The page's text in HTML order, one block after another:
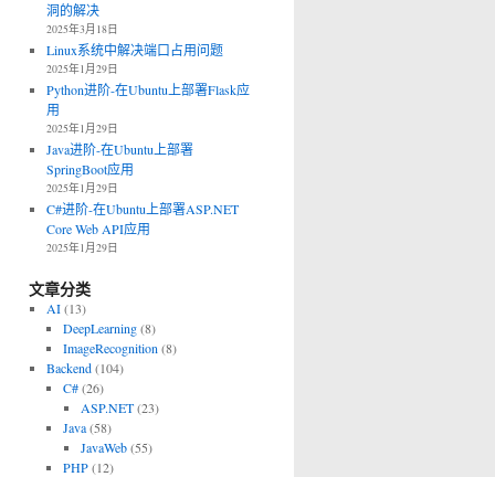
洞的解决
2025年3月18日
Linux系统中解决端口占用问题
2025年1月29日
Python进阶-在Ubuntu上部署Flask应
用
2025年1月29日
Java进阶-在Ubuntu上部署
SpringBoot应用
2025年1月29日
C#进阶-在Ubuntu上部署ASP.NET
Core Web API应用
2025年1月29日
文章分类
AI(13)
DeepLearning(8)
ImageRecognition (8)
Backend(104)
C#(26)
ASP.NET(23)
Java(58)
JavaWeb(55)
PHP(12)